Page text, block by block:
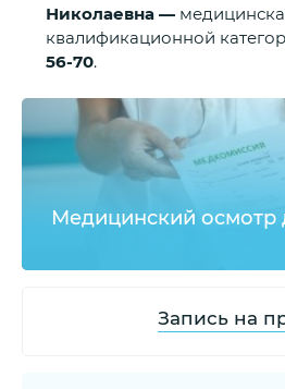
Николаевна —
квалификационной
56-70
Медицинский осмотр
Запись на